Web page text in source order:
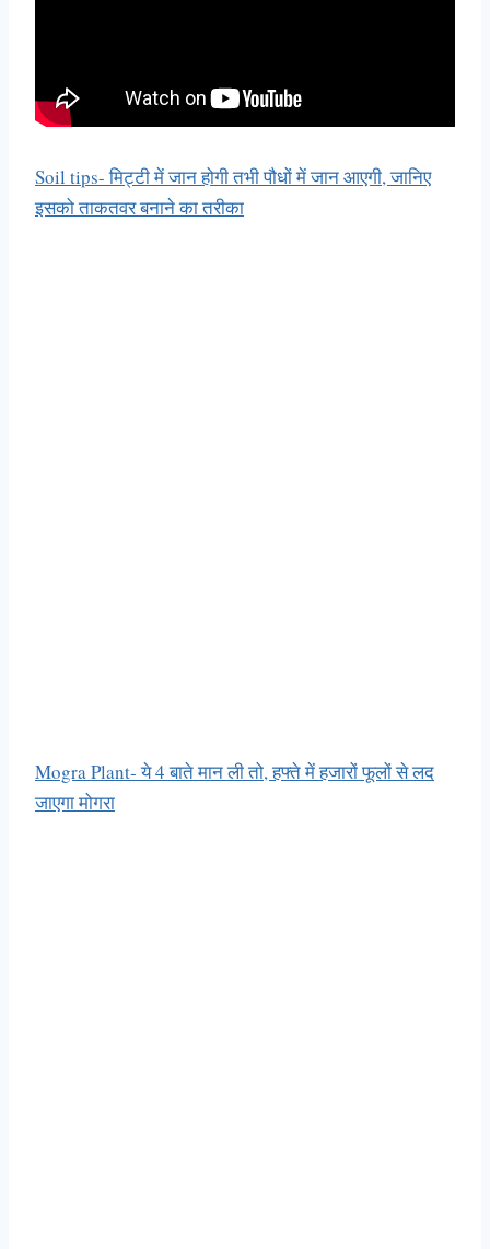
Soil tips- मिट्टी में जान होगी तभी पौधों में जान आएगी, जानिए
इसको ताकतवर बनाने का तरीका
Mogra Plant- ये 4 बाते मान ली तो, हफ्ते में हजारों फूलों से लद
जाएगा मोगरा